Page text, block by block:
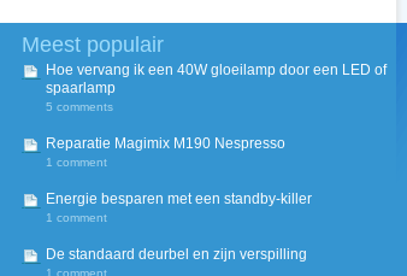
Meest populair
Hoe vervang ik een 40W gloeilamp door een LED of
spaarlamp
5 comments
Reparatie Magimix M190 Nespresso
1 comment
Energie besparen met een standby-killer
1 comment
De standaard deurbel en zijn verspilling
1 comment